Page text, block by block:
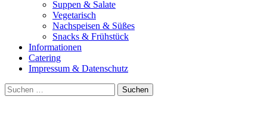
Suppen & Salate
Vegetarisch
Nachspeisen & Süßes
Snacks & Frühstück
Informationen
Catering
Impressum & Datenschutz
Suche
nach: